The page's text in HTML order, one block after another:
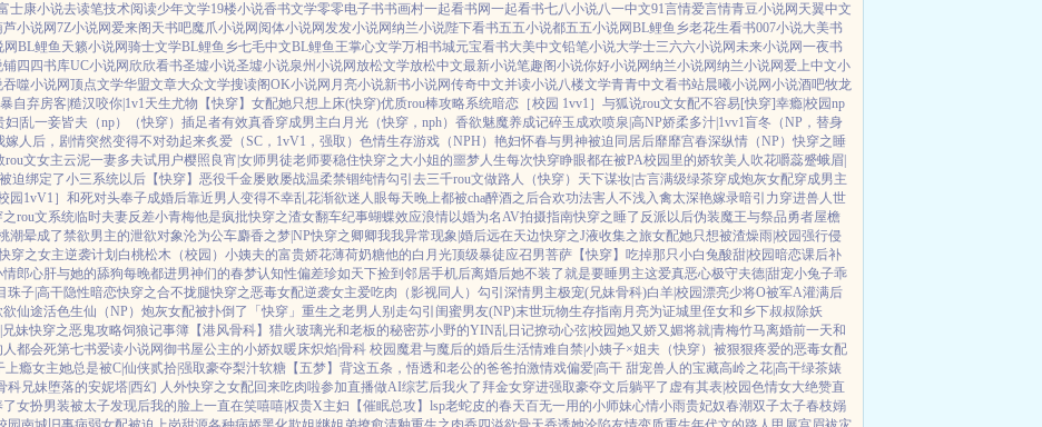
士康小说去读笔技术阅读少年文学19楼小说香书文学零零电子书书画村一起看书网一起看书七八小说八一中文91言情爱言情青豆小说网 天翼中文
芦小说网7Z小说网爱来阁 天书吧魔爪小说网 阅体小说网发发小说网纳兰小说陛下看书五五小说都五五小说网BL鲤鱼乡老花生看书007小说大美书
网BL鲤鱼 天籁小说网骑士文学BL鲤鱼乡七毛中文BL鲤鱼王掌心文学万相书城元宝看书大美中文铅笔小说大学士三六六小说网未来小说网一夜书
铺四四书库UC小说网 欣欣看书圣墟小说圣墟小说泉州小说网放松文学放松中文最新小说笔趣阁小说你好小说网纳兰小说网纳兰小说网爱上中文小
吞噬小说网顶点文学华盟文章大众文学搜读阁OK小说网 月亮小说新书小说网传奇中文并读小说八楼文学青青中文看书站晨曦小说网小说酒吧牧龙
自弃房客|糙汉咬你|1v1天生尤物【快穿】 女配她只想上床(快穿)优质rou棒攻略系统暗恋［校园 1vv1］ 与狐说rou文女配不容易[快穿]幸瘾|校园np
妇|乱一妾皆夫（np） （快穿）插足者有效真香穿成男主白月光（快穿，nph） 香欲魅魔养成记碎玉成欢喷泉|高NP娇柔多汁|1vv1盲冬（NP，替身
嫁人后，剧情突然变得不对劲起来炙爱（SC，1vV1，强取） 色情生存游戏（NPH） 艳妇怀春与男神被迫同居后靡靡宫春深纵情（NP）快穿之睡
rou文女主云泥一妻多夫试用户樱照良宵|女师男徒老师要稳住快穿之大小姐的噩梦人生每次快穿睁眼都在被PA校园里的娇软美人 吹花嚼蕊蹙蛾眉|
被迫绑定了小三系统以后【快穿】 恶役千金屡败屡战温柔禁锢纯情勾引 去三千rou文做路人（快穿） 天下谋妆|古言满级绿茶穿成炮灰女配穿成男主
园1vV1］ 和死对头奉子成婚后靠近男人变得不幸乱花渐欲迷人眼每天晚上都被cha醉酒之后合欢功法害人不浅入禽太深艳嫁录暗引力穿进兽人世
之rou文系统临时夫妻反差小青梅他是疯批快穿之渣女翻车纪事蝴蝶效应浪情以婚为名AV拍摄指南快穿之睡了反派以后伪装魔王与祭品勇者屋檐
潮晕成了禁欲男主的泄欲对象沦为公车麝香之梦|NP快穿之卿卿我我异常现象|婚后远在天边快穿之J液收集之旅女配她只想被渣燥雨|校园强行侵
穿之女主逆袭计划 白桃松木（校园） 小姨夫的富贵娇花薄荷奶糖他的白月光顶级暴徒应召男菩萨 【快穿】吃掉那只小白兔酸甜|校园暗恋课后补
情郎心肝与她的舔狗每晚都进男神们的春梦认知性偏差珍如天下捡到邻居手机后离婚后她不装了就是要睡男主这爱真恶心极守夫德|甜宠小兔子乖
珠子|高干隐性暗恋快穿之合不拢腿快穿之恶毒女配逆袭女主爱吃肉 （影视同人）勾引深情男主极宠(兄妹骨科)白羊|校园漂亮少将O被军A灌满后
欲仙途活色生仙（NP） 炮灰女配被扑倒了「快穿」 重生之老男人别走勾引闺蜜男友(NP)末世玩物生存指南月亮为证城里侄女和乡下叔叔除妖
妹快穿之恶鬼攻略饲狼记事簿 【港风骨科】猎火玻璃光和老板的秘密苏小野的YIN乱日记撩动心弦|校园她又娇又媚将就|青梅竹马离婚前一天和
人都会死第七书爱读小说网御书屋公主的小娇奴暖床炽焰|骨科 校园 魔君与魔后的婚后生活情难自禁|小姨子×姐夫 （快穿）被狠狠疼爱的恶毒女配
上瘾女主她总是被C|仙侠贰拾|强取豪夺梨汁软糖 【五梦】背这五条，悟透和老公的爸爸拍激情戏偏爱|高干 甜宠兽人的宝藏高岭之花|高干绿茶婊
科兄妹堕落的安妮塔|西幻 人外快穿之女配回来吃肉啦参加直播做AI综艺后我火了 拜金女穿进强取豪夺文后躺平了 虚有其表|校园色情女大绝赞直
女扮男装被太子发现后我的脸上一直在笑嘻嘻|权贵X主妇 【催眠总攻】lsp老蛇皮的春天百无一用的小师妹心情小雨贵妃奴春潮双子太子春枝嫋